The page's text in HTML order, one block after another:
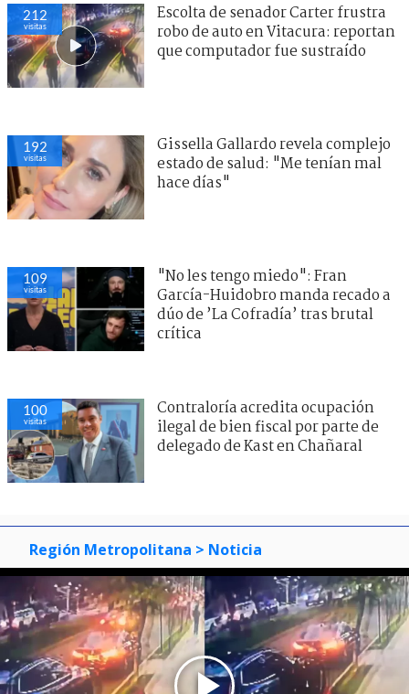
212
visitas
Escolta de senador Carter frustra
robo de auto en Vitacura: reportan
que computador fue sustraído
192
visitas
Gissella Gallardo revela complejo
estado de salud: "Me tenían mal
hace días"
109
visitas
"No les tengo miedo": Fran
García-Huidobro manda recado a
dúo de ’La Cofradía’ tras brutal
crítica
100
visitas
Contraloría acredita ocupación
ilegal de bien fiscal por parte de
delegado de Kast en Chañaral
Región Metropolitana > Noticia